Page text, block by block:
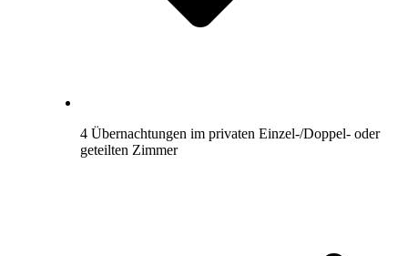
4 Übernachtungen im privaten Einzel-/Doppel- oder
geteilten Zimmer